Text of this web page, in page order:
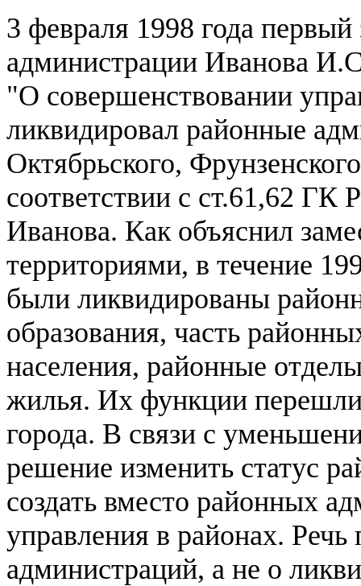
3 февраля 1998 года первый
администрации Иванова
"О совершенствовании
ликвидировал районные
Октябрьского,
соответствии с ст.61,62 ГК
Иванова. Как объяснил
территориями, в течение
были ликвидированы
образования, часть
населения, районные
жилья. Их функции
города. В связи с
решение изменить статус
создать вместо районных
управления в районах.
администраций, а не о